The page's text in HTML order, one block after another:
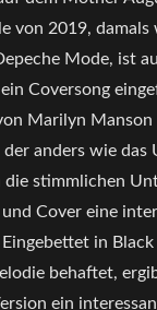
von 2019, damals
Mode, ist
Coversong
Marilyn Manson
der anders wie das
die stimmlichen
Cover eine
in Black
behaftet,
ein